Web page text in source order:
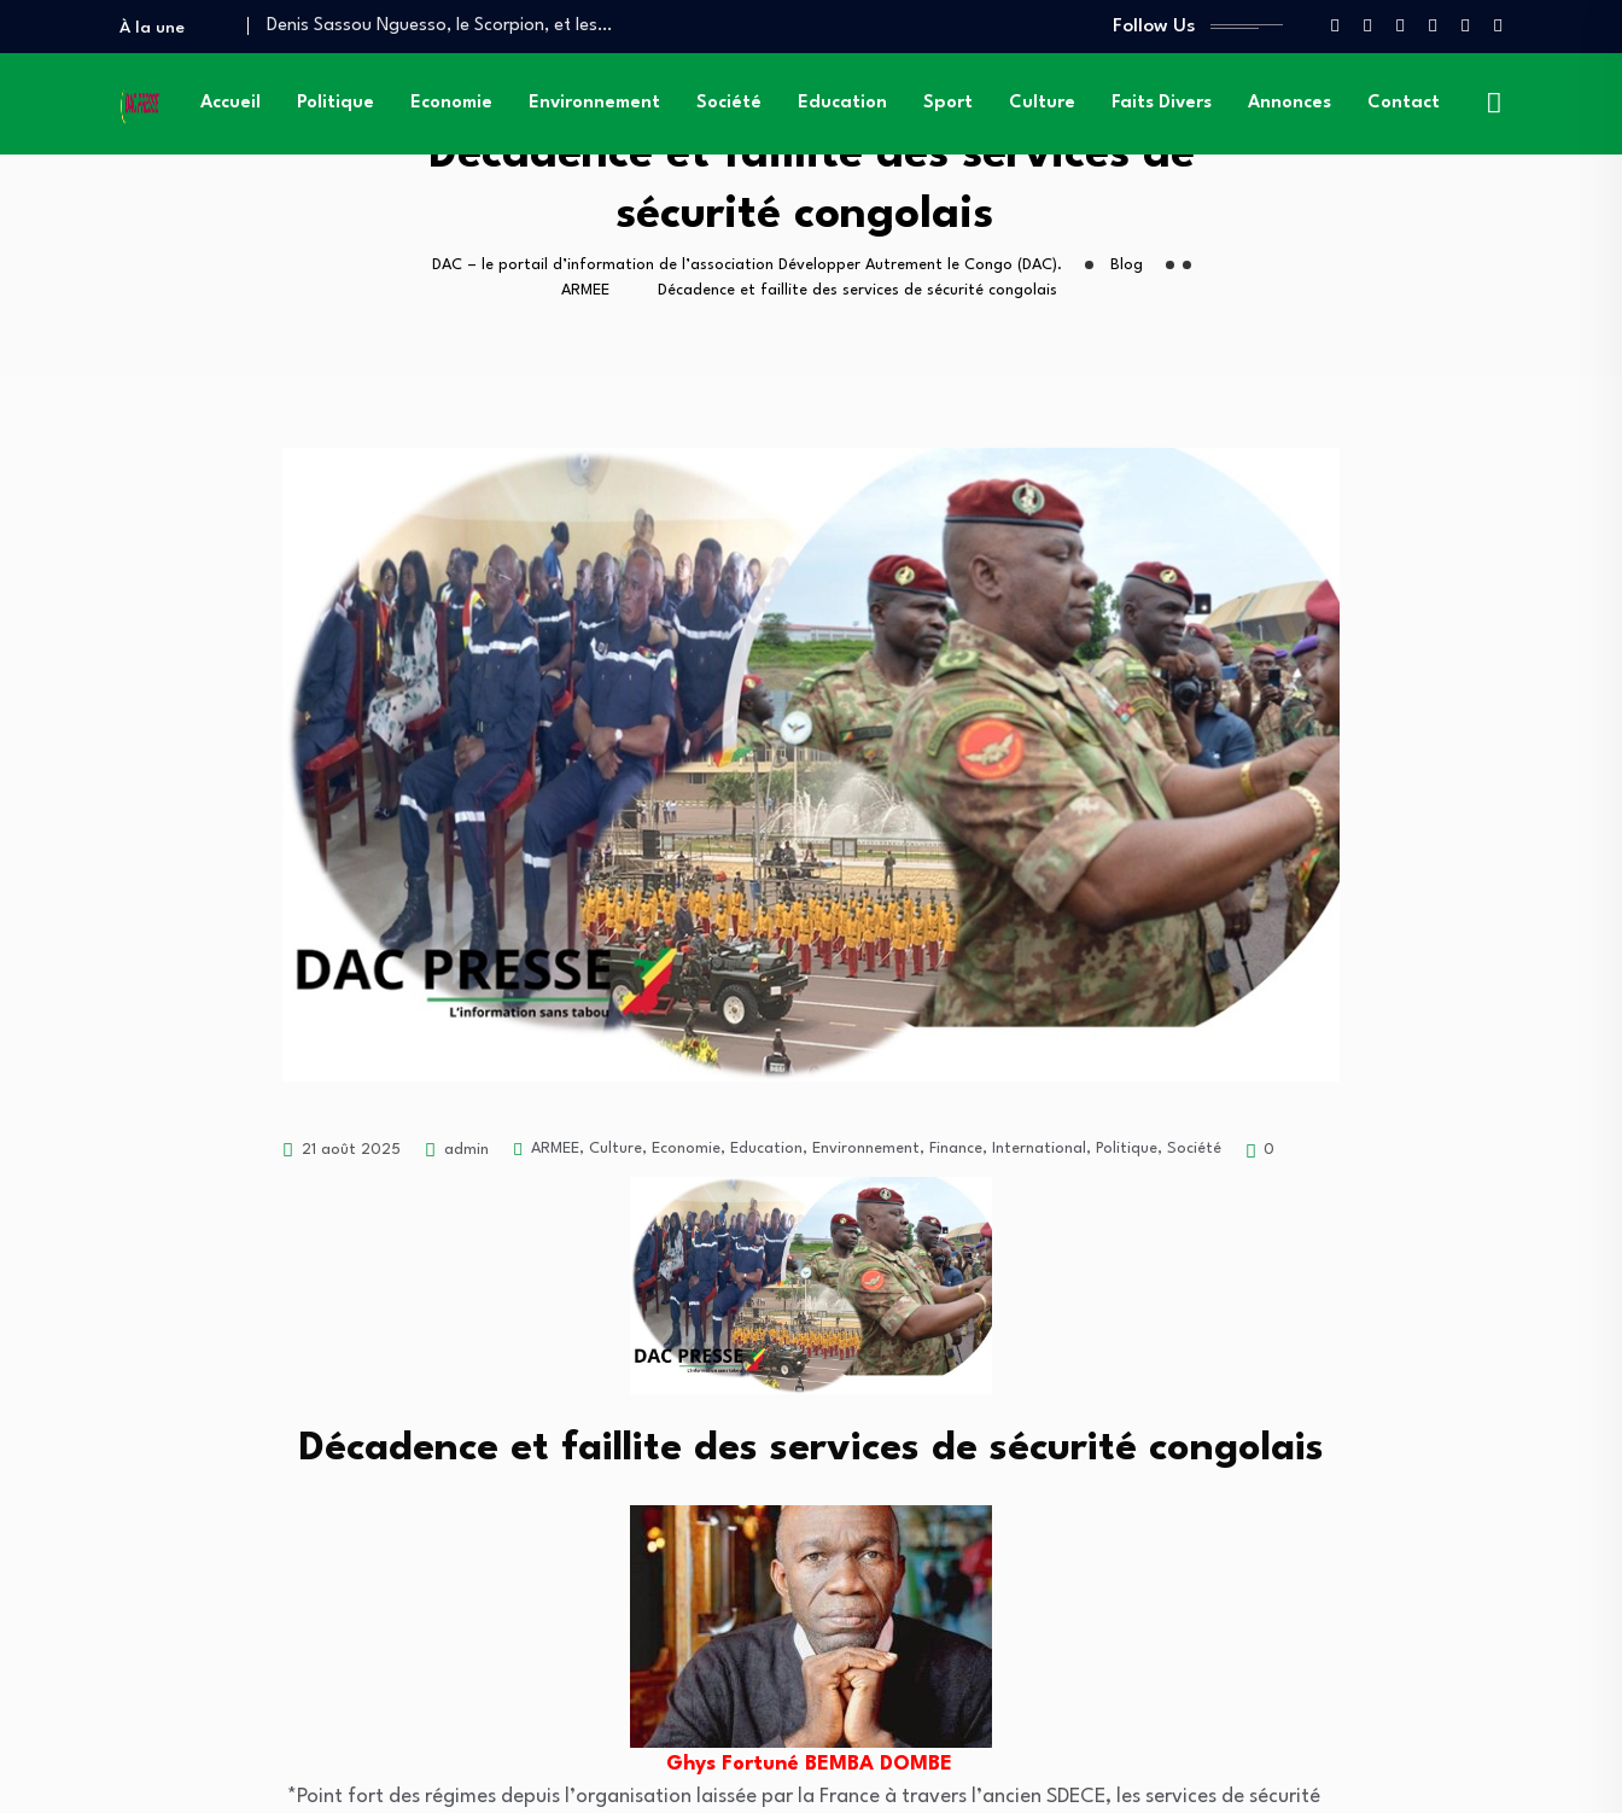
À la une
Denis Sassou Nguesso, le Scorpion, et les…
Quand le Congo brûle, le Prince danse
Follow Us
Accueil Politique Economie Environnement Société Education Sport Culture Faits Divers Annonces Contact
Décadence et faillite des services de
sécurité congolais
DAC – le portail d’information de l’association Développer Autrement le Congo (DAC).
Blog
ARMEE
Décadence et faillite des services de sécurité congolais
21 août 2025 admin ARMEE, Culture, Economie, Education, Environnement, Finance, International , Politique, Société 0
Décadence et faillite des services de sécurité congolais
Ghys Fortuné BEMBA DOMBE
*Point fort des régimes depuis l’organisation laissée par la France à travers l’ancien SDECE, les services de sécurité